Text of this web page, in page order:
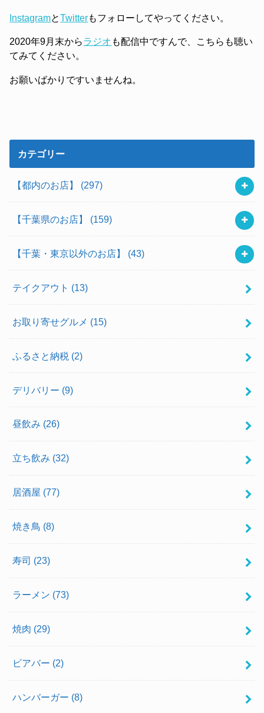
InstagramとTwitterもフォローしてやってください。
2020年9月末からラジオ も配信中ですんで、こちらも聴い
てみてください。
お願いばかりですいませんね。
カテゴリー
【都内のお店】 (297)
【千葉県のお店】 (159)
【千葉・東京以外のお店】 (43)
テイクアウト (13)
お取り寄せグルメ (15)
ふるさと納税 (2)
デリバリー (9)
昼飲み (26)
立ち飲み (32)
居酒屋 (77)
焼き鳥 (8)
寿司 (23)
ラーメン (73)
焼肉 (29)
ビアバー (2)
ハンバーガー (8)